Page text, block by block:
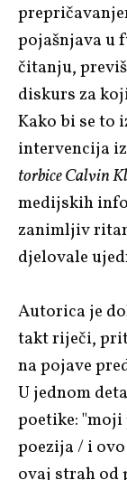
pojašnjava u
čitanju,
diskurs za
Kako bi se to
intervencija
torbice Calvin
medijskih
zanimljiv
djelovale
Autorica je
takt riječi,
na pojave
U jednom
poetike:
poezija / i
ovaj strah od